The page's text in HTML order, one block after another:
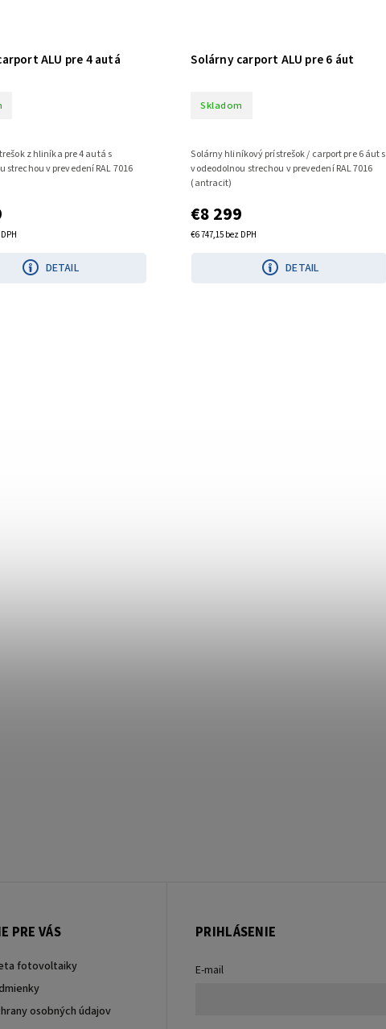
ALU pre 4 autá
DETAIL
z hliníka pre 4 autá s
strechou v prevedení RAL 7016
Solárny carport ALU pre 6 áut
Skladom
€6 747,15 bez DPH
€8 299
DETAIL
Solárny hliníkový prístrešok / carport pre 6 áut s
vodeodolnou strechou v prevedení RAL 7016
(antracit)
PRE VÁS
fotovoltaiky
osobných údajov
PRIHLÁSENIE
E-mail